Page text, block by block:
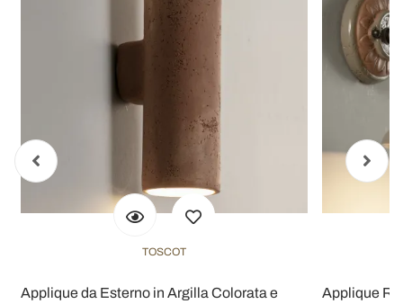
TOSCOT
Applique da Esterno in Argilla Colorata e
Applique